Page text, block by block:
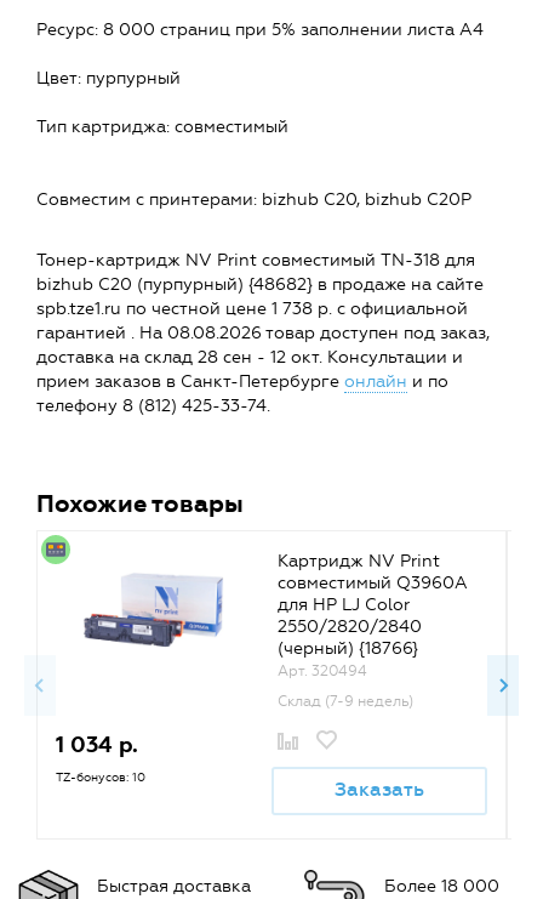
Ресурс: 8 000 страниц при 5% заполнении листа А4
Цвет: пурпурный
Тип картриджа: совместимый
Совместим c принтерами: bizhub C20, bizhub C20P
Тонер-картридж NV Print совместимый TN-318 для
bizhub C20 (пурпурный) {48682} в продаже на сайте
spb.tze1.ru по честной цене 1 738 р. с официальной
гарантией . На 08.08.2026 товар доступен под заказ,
доставка на склад 28 сен - 12 окт. Консультации и
прием заказов в Санкт-Петербурге онлайн и по
телефону 8 (812) 425-33-74.
Похожие товары
Картридж NV Print
совместимый Q3960A
для HP LJ Color
2550/2820/2840
(черный) {18766}
Арт. 320494
Склад (7-9 недель)
1 034 р.
TZ-бонусов: 10 Заказать
Быстрая доставка
Более 18 000